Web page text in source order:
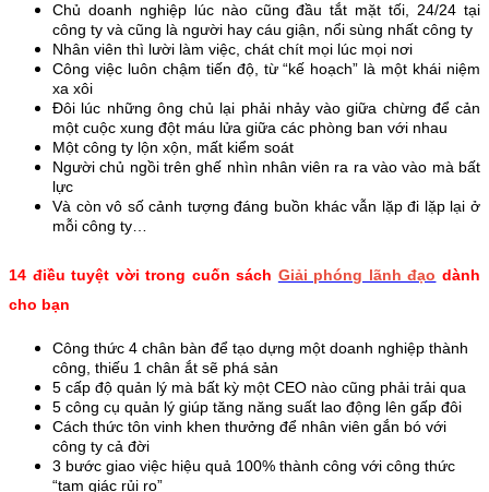
Chủ doanh nghiệp lúc nào cũng đầu tắt mặt tối, 24/24 tại
công ty và cũng là người hay cáu giận, nổi sùng nhất công ty
Nhân viên thì lười làm việc, chát chít mọi lúc mọi nơi
Công việc luôn chậm tiến độ, từ “kế hoạch” là một khái niệm
xa xôi
Đôi lúc những ông chủ lại phải nhảy vào giữa chừng để cản
một cuộc xung đột máu lửa giữa các phòng ban với nhau
Một công ty lộn xộn, mất kiểm soát
Người chủ ngồi trên ghế nhìn nhân viên ra ra vào vào mà bất
lực
Và còn vô số cảnh tượng đáng buồn khác vẫn lặp đi lặp lại ở
mỗi công ty…
14 điều tuyệt vời trong cuốn sách Giải phóng lãnh đạo dành
cho bạn
Công thức 4 chân bàn để tạo dựng một doanh nghiệp thành
công, thiếu 1 chân ắt sẽ phá sản
5 cấp độ quản lý mà bất kỳ một CEO nào cũng phải trải qua
5 công cụ quản lý giúp tăng năng suất lao động lên gấp đôi
Cách thức tôn vinh khen thưởng để nhân viên gắn bó với
công ty cả đời
3 bước giao việc hiệu quả 100% thành công với công thức
“tam giác rủi ro”